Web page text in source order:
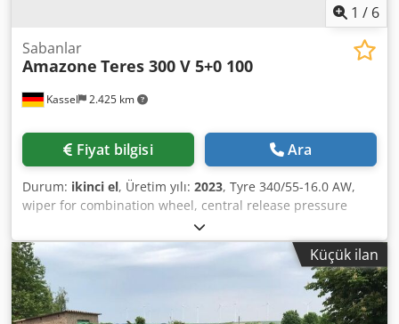
1 / 6
Kassel 2.425 km
Sabanlar
Amazone Teres 300 V 5+0 100
Fiyat bilgisi Ara
Durum: ikinci el, Üretim yılı: 2023, Tyre 340/55-16.0 AW,
wiper for combination wheel, central release pressure
adjustment / plough body STU 40, share blade 430, heavy-
duty share point, disc coulter D 500, notched, 1 / notched,
prepared for lighting / Dedjt Eay Ejpfx Agyjwa
Küçük ilan